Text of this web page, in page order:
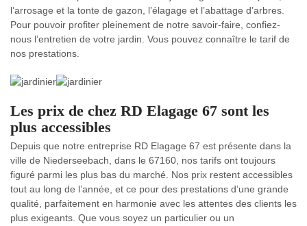
l’arrosage et la tonte de gazon, l’élagage et l’abattage d’arbres.
Pour pouvoir profiter pleinement de notre savoir-faire, confiez-
nous l’entretien de votre jardin. Vous pouvez connaître le tarif de
nos prestations.
Les prix de chez RD Elagage 67 sont les
plus accessibles
Depuis que notre entreprise RD Elagage 67 est présente dans la
ville de Niederseebach, dans le 67160, nos tarifs ont toujours
figuré parmi les plus bas du marché. Nos prix restent accessibles
tout au long de l’année, et ce pour des prestations d’une grande
qualité, parfaitement en harmonie avec les attentes des clients les
plus exigeants. Que vous soyez un particulier ou un